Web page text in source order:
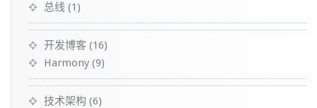
总线 (1)
开发博客 (16)
Harmony (9)
技术架构 (6)